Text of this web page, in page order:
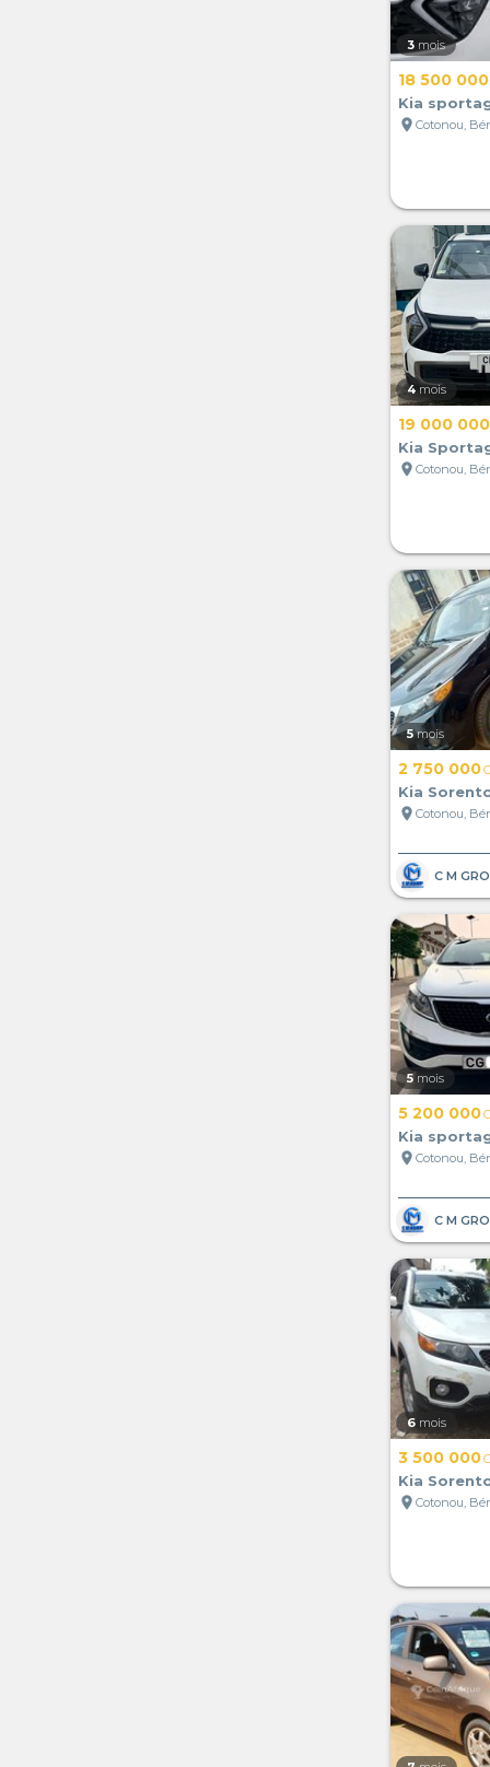
3 mois
18 500 000
Kia
location_on Cotonou,
4 mois
19 000 000
Kia
location_on Cotonou,
5 mois
2 750 000
Kia
location_on Cotonou,
5 mois
5 200 000
Kia
location_on Cotonou,
6 mois
3 500 000
Kia
location_on Cotonou,